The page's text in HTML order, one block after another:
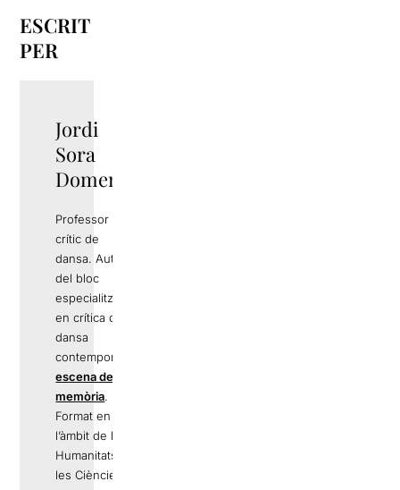
ESCRIT
PER
Jordi
Sora
Domenjó
Professor i
crític de
dansa. Autor
del bloc
especialitzat
en crítica de
dansa
contemporània
escena de la
memòria.
Format en
l’àmbit de les
Humanitats i
les Ciències